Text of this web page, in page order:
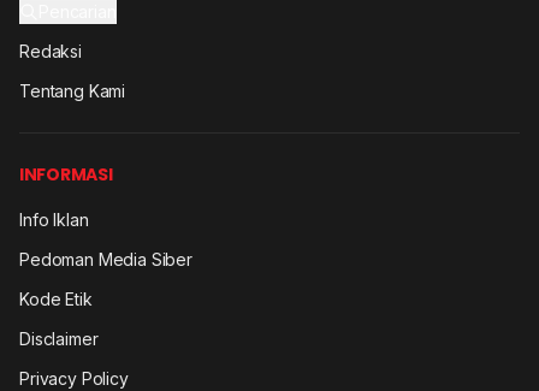
Redaksi
Tentang Kami
INFORMASI
Info Iklan
Pedoman Media Siber
Kode Etik
Disclaimer
Privacy Policy